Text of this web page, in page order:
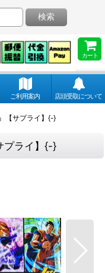
カート
検索
ご利用案内 店頭受取について
【サプライ】{-}
プライ】{-}